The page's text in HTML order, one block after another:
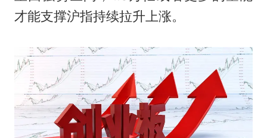
才能支撑沪指持续拉升上涨。